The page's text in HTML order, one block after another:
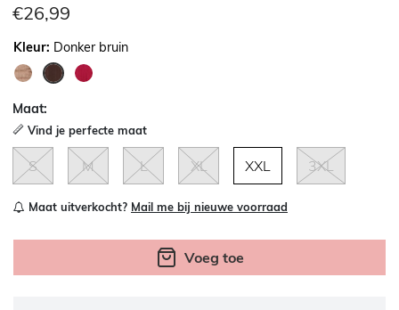
€26,99
Kleur: Donker bruin
Maat:
Vind je perfecte maat
S M L XL XXL 3XL
Maat uitverkocht? Mail me bij nieuwe voorraad
Voeg toe